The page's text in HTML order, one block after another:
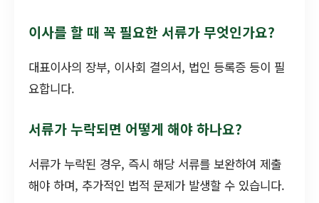
이사를 할 때 꼭 필요한 서류가 무엇인가요?
대표이사의 장부, 이사회 결의서, 법인 등록증 등이 필
요합니다.
서류가 누락되면 어떻게 해야 하나요?
서류가 누락된 경우, 즉시 해당 서류를 보완하여 제출
해야 하며, 추가적인 법적 문제가 발생할 수 있습니다.